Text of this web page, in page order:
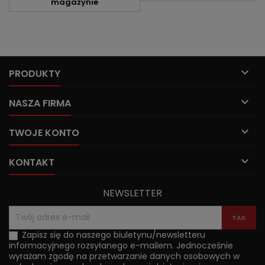
PRODUKTY 
NASZA FIRMA 
TWOJE KONTO 
KONTAKT 
NEWSLETTER
Zapisz się do naszego biuletynu/newsletteru
informacyjnego rozsyłanego e-mailem. Jednocześnie
wyrażam zgodę na przetwarzanie danych osobowych w